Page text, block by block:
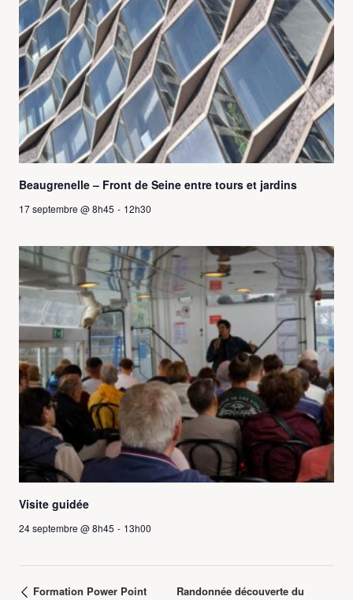
Beaugrenelle – Front de Seine entre tours et jardins
17 septembre @ 8h45 - 12h30
Visite guidée
24 septembre @ 8h45 - 13h00
Formation Power Point
Randonnée découverte du